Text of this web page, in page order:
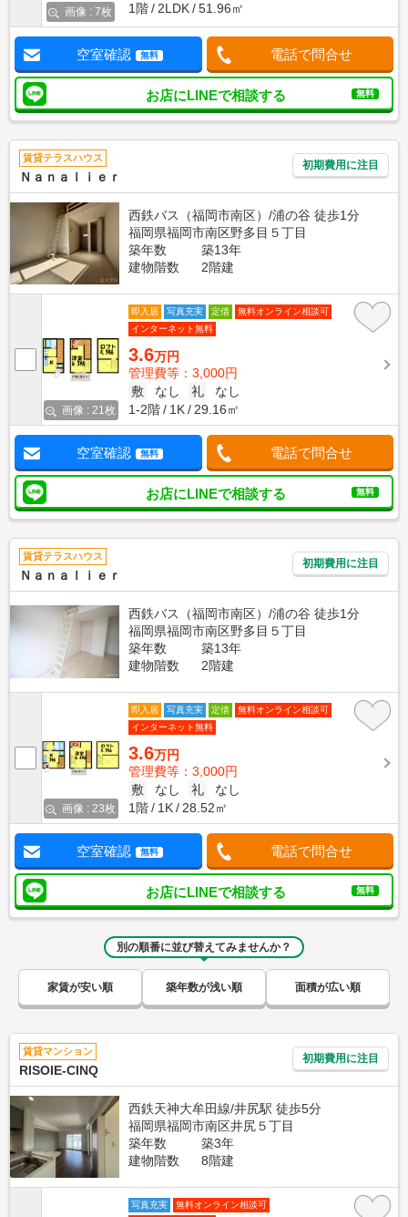
画像 : 7枚
1階
2LDK 51.96㎡
空室確認 無料 電話で問合せ
お店にLINEで相談する 無料
賃貸テラスハウス
Ｎａｎａｌｉｅｒ
初期費用に注目
西鉄バス（福岡市南区）/浦の谷 徒歩1分
福岡県福岡市南区野多目５丁目
築年数
築13年
建物階数
2階建
画像 : 21枚
即入居 写真充実 定借
無料オンライン相談可
インターネット無料
3.6万円
管理費等：3,000円
敷
なし 礼
なし
1-2階
1K 29.16㎡
空室確認 無料 電話で問合せ
お店にLINEで相談する 無料
賃貸テラスハウス
Ｎａｎａｌｉｅｒ
初期費用に注目
西鉄バス（福岡市南区）/浦の谷 徒歩1分
福岡県福岡市南区野多目５丁目
築年数
築13年
建物階数
2階建
画像 : 23枚
即入居 写真充実 定借
無料オンライン相談可
インターネット無料
3.6万円
管理費等：3,000円
敷
なし 礼
なし
1階
1K 28.52㎡
空室確認 無料 電話で問合せ
お店にLINEで相談する 無料
別の順番に並び替えてみませんか？
家賃が安い順 築年数が浅い順 面積が広い順
賃貸マンション
RISOIE-CINQ
初期費用に注目
西鉄天神大牟田線/井尻駅 徒歩5分
福岡県福岡市南区井尻５丁目
築年数
築3年
建物階数
8階建
写真充実 無料オンライン相談可